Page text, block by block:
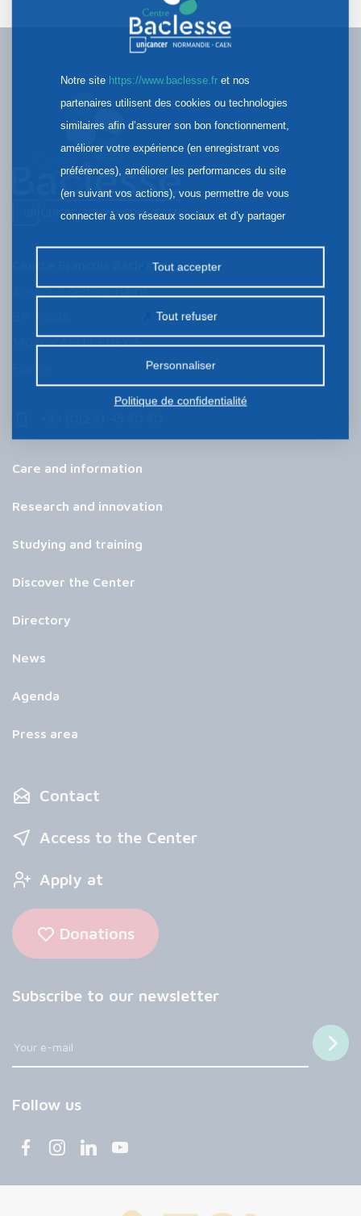
Centre François Baclesse
3 avenue général Harris
14076 CAEN CEDEX 5
Care and information
Research and innovation
Studying and training
Discover the Center
Directory
News
Agenda
Press area
Contact
Access to the Center
Apply at
Donations
Subscribe to our newsletter
Follow us
Notre site https://www.baclesse.fret nos
partenaires utilisent des cookies ou technologies
similaires afin d’assurer son bon fonctionnement,
améliorer votre expérience (en enregistrant vos
préférences), améliorer les performances du site
(en suivant vos actions), vous permettre de vous
connecter à vos réseaux sociaux et d’y partager
la publicité personnalisée sur notre site ou ceux de
nos partenaires. Certains traceurs non classés
préalable.
Tout accepter
Tout refuser
Personnaliser
Politique de confidentialité